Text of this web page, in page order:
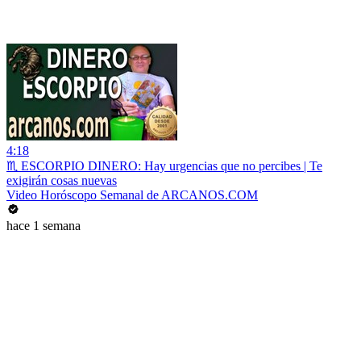
4:18
♏ ESCORPIO DINERO: Hay urgencias que no percibes | Te
exigirán cosas nuevas
Video Horóscopo Semanal de ARCANOS.COM
hace 1 semana